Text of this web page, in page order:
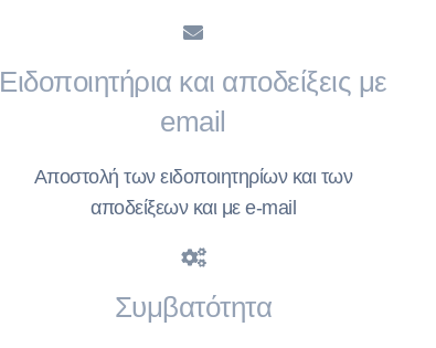
Ειδοποιητήρια και αποδείξεις με
email
Αποστολή των ειδοποιητηρίων και των
αποδείξεων και με e-mail
Συμβατότητα